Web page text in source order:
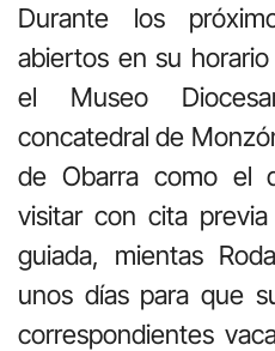
Durante los
abiertos en su
el Museo
concatedral de
de Obarra como el
visitar con cita
guiada, mientas
unos días para que
correspondientes